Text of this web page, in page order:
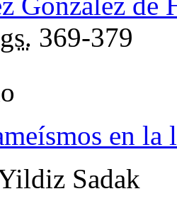
369-379
en la
Sadak